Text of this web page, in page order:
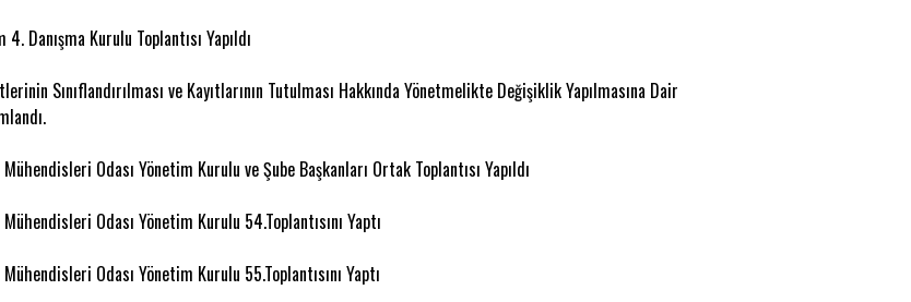
Danışma Kurulu Toplantısı Yapıldı
Sınıflandırılması ve Kayıtlarının Tutulması Hakkında Yönetmelikte Değişiklik Yapılmasına Dair
Odası Yönetim Kurulu ve Şube Başkanları Ortak Toplantısı Yapıldı
Odası Yönetim Kurulu 54.Toplantısını Yaptı
Odası Yönetim Kurulu 55.Toplantısını Yaptı